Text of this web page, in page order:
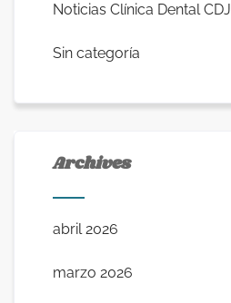
Noticias Clínica Dental CDJI
Sin categoría
Archives
abril 2026
marzo 2026